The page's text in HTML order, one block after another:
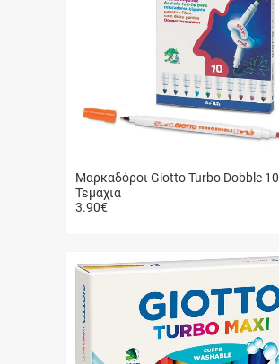
Μαρκαδόροι Giotto Turbo Dobble 10
Τεμάχια
3.90€